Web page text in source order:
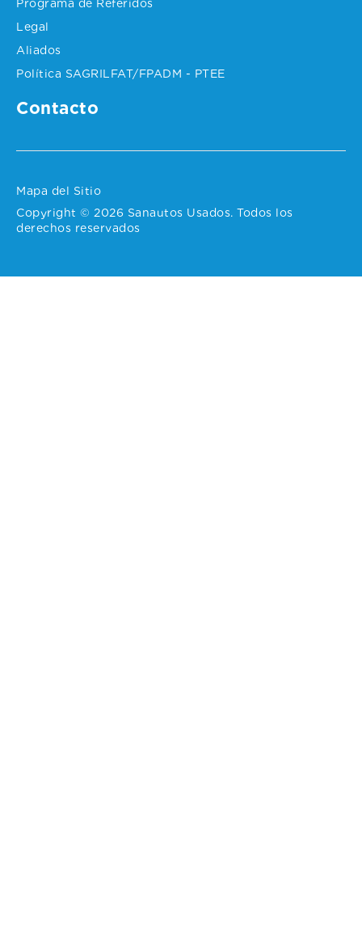
Programa de Referidos
Legal
Aliados
Política SAGRILFAT/FPADM - PTEE
Contacto
Mapa del Sitio
Copyright © 2026 Sanautos Usados. Todos los
derechos reservados